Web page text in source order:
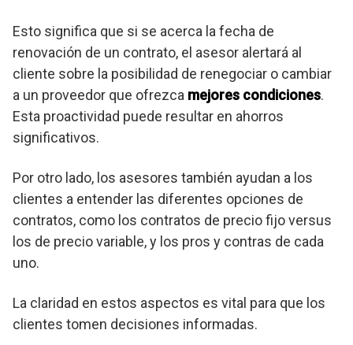
Esto significa que si se acerca la fecha de
renovación de un contrato, el asesor alertará al
cliente sobre la posibilidad de renegociar o cambiar
a un proveedor que ofrezca mejores condiciones.
Esta proactividad puede resultar en ahorros
significativos.
Por otro lado, los asesores también ayudan a los
clientes a entender las diferentes opciones de
contratos, como los contratos de precio fijo versus
los de precio variable, y los pros y contras de cada
uno.
La claridad en estos aspectos es vital para que los
clientes tomen decisiones informadas.